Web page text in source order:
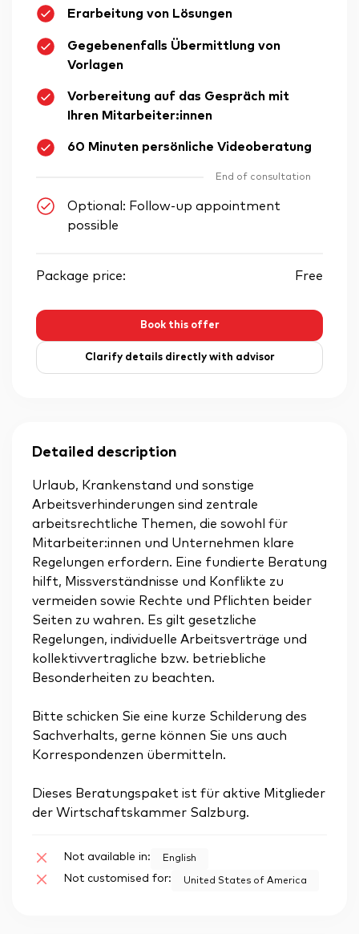
Erarbeitung von Lösungen
Gegebenenfalls Übermittlung von
Vorlagen
Vorbereitung auf das Gespräch mit
Ihren Mitarbeiter:innen
60 Minuten persönliche Videoberatung
End of consultation
Optional: Follow-up appointment
possible
Package price: Free
Book this offer
Clarify details directly with advisor
Detailed description
Urlaub, Krankenstand und sonstige
Arbeitsverhinderungen sind zentrale
arbeitsrechtliche Themen, die sowohl für
Mitarbeiter:innen und Unternehmen klare
Regelungen erfordern. Eine fundierte Beratung
hilft, Missverständnisse und Konflikte zu
vermeiden sowie Rechte und Pflichten beider
Seiten zu wahren. Es gilt gesetzliche
Regelungen, individuelle Arbeitsverträge und
kollektivvertragliche bzw. betriebliche
Besonderheiten zu beachten.
Bitte schicken Sie eine kurze Schilderung des
Sachverhalts, gerne können Sie uns auch
Korrespondenzen übermitteln.
Dieses Beratungspaket ist für aktive Mitglieder
der Wirtschaftskammer Salzburg.
Not available in: English
Not customised for: United States of America